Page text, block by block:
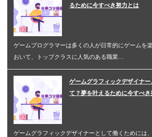
るために今すべき努力とは
ゲームプログラマーは多くの人が日常的にゲームを
おいて、トップクラスに人気のある職業…
ゲームグラフィックデザイナ
て？夢を叶えるために今すべき
ゲームグラフィックデザイナーとして働くためには